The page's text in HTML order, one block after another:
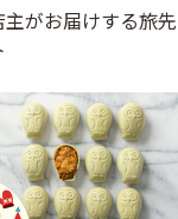
主がお届けする旅先